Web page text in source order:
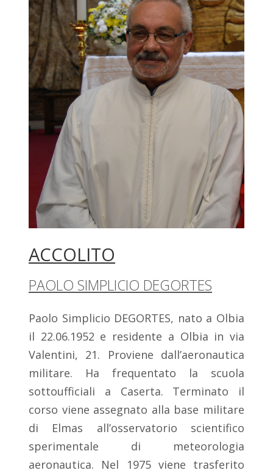
ACCOLITO
PAOLO SIMPLICIO DEGORTES
Paolo Simplicio DEGORTES, nato a Olbia
il 22.06.1952 e residente a Olbia in via
Valentini, 21. Proviene dall’aeronautica
militare. Ha frequentato la scuola
sottoufficiali a Caserta. Terminato il
corso viene assegnato alla base militare
di Elmas all’osservatorio scientifico
sperimentale di meteorologia
aeronautica. Nel 1975 viene trasferito